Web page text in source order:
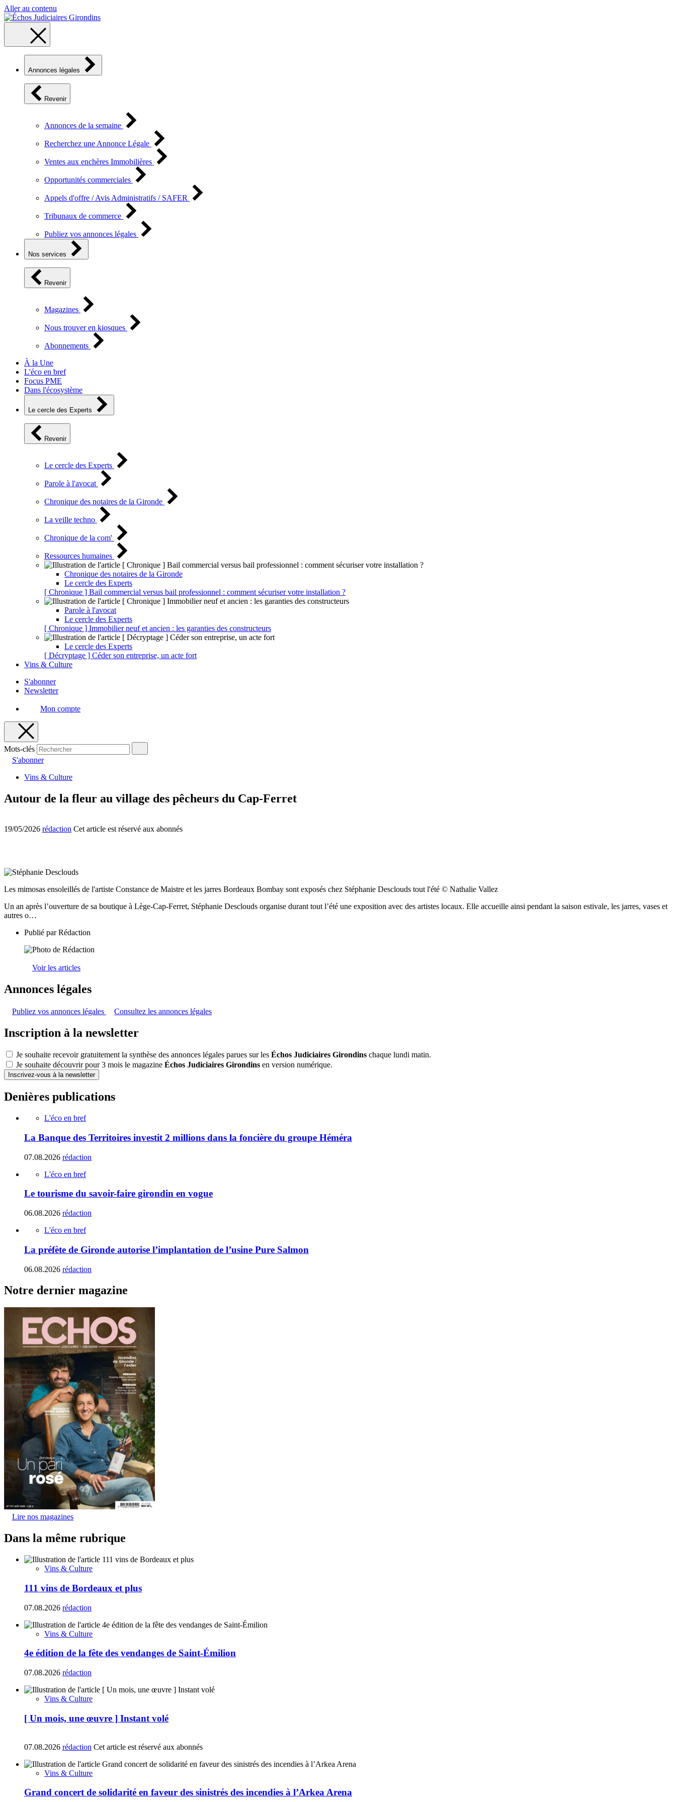
Aller au contenu
Annonces légales
Revenir
Annonces de la semaine
Recherchez une Annonce Légale
Ventes aux enchères Immobilières
Opportunités commerciales
Appels d'offre / Avis Administratifs / SAFER
Tribunaux de commerce
Publiez vos annonces légales
Nos services
Revenir
Magazines
Nous trouver en kiosques
Abonnements
À la Une
L'éco en bref
Focus PME
Dans l'écosystème
Le cercle des Experts
Revenir
Le cercle des Experts
Parole à l'avocat
Chronique des notaires de la Gironde
La veille techno
Chronique de la com'
Ressources humaines
Chronique des notaires de la Gironde
Le cercle des Experts
[ Chronique ] Bail commercial versus bail professionnel : comment sécuriser votre installation ?
Parole à l'avocat
Le cercle des Experts
[ Chronique ] Immobilier neuf et ancien : les garanties des constructeurs
Le cercle des Experts
[ Décryptage ] Céder son entreprise, un acte fort
Vins & Culture
S'abonner
Newsletter
Mon compte
Mots-clés
S'abonner
Vins & Culture
Autour de la fleur au village des pêcheurs du Cap-Ferret
19/05/2026 rédaction Cet article est réservé aux abonnés
Les mimosas ensoleillés de l'artiste Constance de Maistre et les jarres Bordeaux Bombay sont exposés chez Stéphanie Desclouds tout l'été © Nathalie Vallez
Un an après l’ouverture de sa boutique à Lège-Cap-Ferret, Stéphanie Desclouds organise durant tout l’été une exposition avec des artistes locaux. Elle accueille ainsi pendant la saison estivale, les jarres, vases et
autres o…
Publié parRédaction
Voir les articles
Annonces légales
Publiez vos annonces légales Consultez les annonces légales
Inscription à la newsletter
Je souhaite recevoir gratuitement la synthèse des annonces légales parues sur les Échos Judiciaires Girondins chaque lundi matin.
Je souhaite découvrir pour 3 mois le magazine Échos Judiciaires Girondins en version numérique.
Inscrivez-vous à la newsletter
Denières publications
L'éco en bref
La Banque des Territoires investit 2 millions dans la foncière du groupe Héméra
07.08.2026 rédaction
L'éco en bref
Le tourisme du savoir-faire girondin en vogue
06.08.2026 rédaction
L'éco en bref
La préfète de Gironde autorise l’implantation de l’usine Pure Salmon
06.08.2026 rédaction
Notre dernier magazine
Lire nos magazines
Dans la même rubrique
Vins & Culture
111 vins de Bordeaux et plus
07.08.2026 rédaction
Vins & Culture
4e édition de la fête des vendanges de Saint-Émilion
07.08.2026 rédaction
Vins & Culture
[ Un mois, une œuvre ] Instant volé
07.08.2026 rédaction Cet article est réservé aux abonnés
Vins & Culture
Grand concert de solidarité en faveur des sinistrés des incendies à l’Arkea Arena